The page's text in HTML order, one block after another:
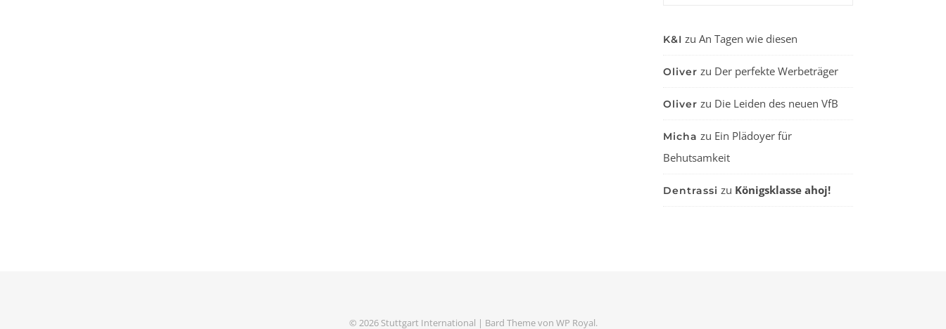
K&I zu An Tagen wie diesen
Oliver zu Der perfekte Werbeträger
Oliver zu Die Leiden des neuen VfB
Micha zu Ein Plädoyer für
Behutsamkeit
Dentrassi zu Königsklasse ahoj!
© 2026 Stuttgart International | Bard Theme von WP Royal.